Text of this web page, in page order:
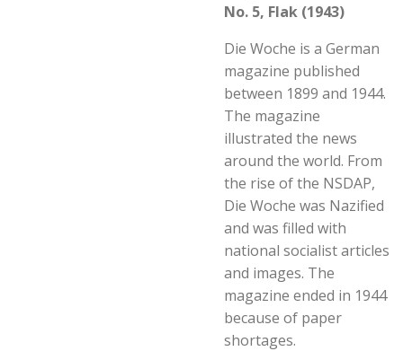
No. 5, Flak (1943)
Die Woche is a German
magazine published
between 1899 and 1944.
The magazine
illustrated the news
around the world. From
the rise of the NSDAP,
Die Woche was Nazified
and was filled with
national socialist articles
and images. The
magazine ended in 1944
because of paper
shortages.